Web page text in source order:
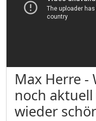
Max Herre -
noch
wieder